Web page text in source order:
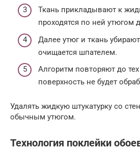
Ткань прикладывают к
проходятся по ней утюгом
Далее утюг и ткань
очищается шпателем.
Алгоритм повторяют до
поверхность не будет
Удалять жидкую штукатурку со
обычным утюгом.
Технология поклейки